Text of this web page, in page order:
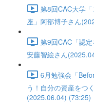
第8回CAC大学
座」阿部博子さん
第9回CAC「認
安藤智絵さん
6月勉強会「
う！自分の資産をつ
(2025.06.04) (73:25)